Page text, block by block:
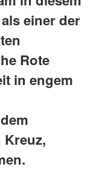
einer der
Rote
in engem
Kreuz,